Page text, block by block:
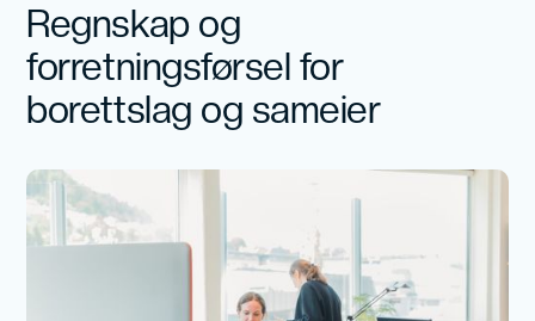
Regnskap og
forretningsførsel for
borettslag og sameier